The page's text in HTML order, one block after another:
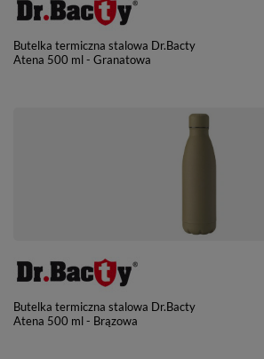
Butelka termiczna stalowa Dr.Bacty
Atena 500 ml - Granatowa
Butelka termiczna stalowa Dr.Bacty
Atena 500 ml - Brązowa